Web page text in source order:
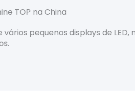
TOP na China
pequenos displays de LED,